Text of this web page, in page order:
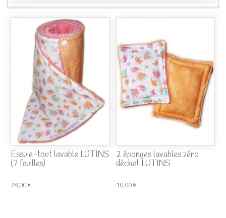
Essuie-tout lavable LUTINS
(7 feuilles)
28,00 €
2 éponges lavables zéro
déchet LUTINS
10,00 €